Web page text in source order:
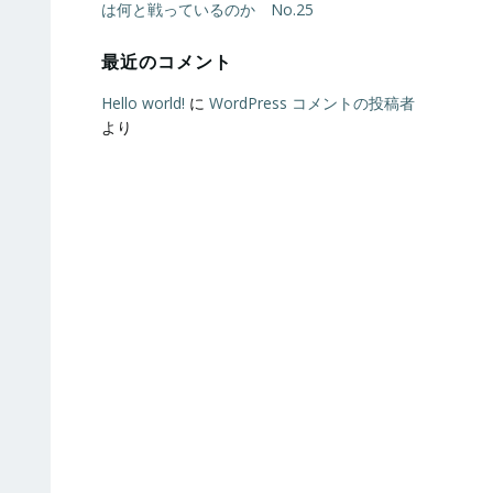
は何と戦っているのか No.25
最近のコメント
Hello world! に WordPress コメントの投稿者
より